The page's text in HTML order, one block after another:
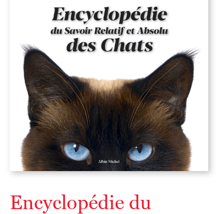
Encyclopédie du